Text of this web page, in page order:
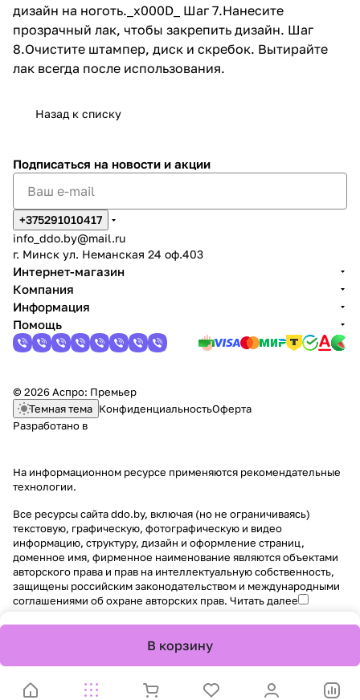
дизайн на ноготь._x000D_ Шаг 7.Нанесите
прозрачный лак, чтобы закрепить дизайн. Шаг
8.Очистите штампер, диск и cкребок. Вытирайте
лак всегда после использования.
Назад к списку
В корзину
Подписаться на новости и акции
+375291010417
info_ddo.by@mail.ru
г. Минск ул. Неманская 24 оф.403
Интернет-магазин
Компания
Информация
Помощь
© 2026 Аспро: Премьер
Темная тема КонфиденциальностьОферта
Разработано в
На информационном ресурсе применяются рекомендательные
технологии.
Все ресурсы сайта ddo.by, включая (но не ограничиваясь)
текстовую, графическую, фотографическую и видео
информацию, структуру, дизайн и оформление страниц,
доменное имя, фирменное наименование являются объектами
авторского права и прав на интеллектуальную собственность,
защищены российским законодательством и международными
соглашениями об охране авторских прав. Читать далее